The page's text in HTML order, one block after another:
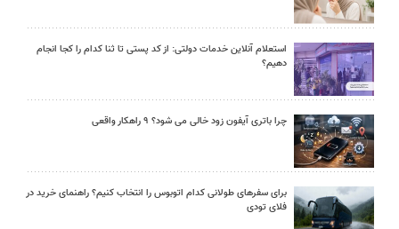
استعلام آنلاین خدمات دولتی: از کد پستی تا ثنا کدام را کجا انجام
دهیم؟
چرا باتری آیفون زود خالی می شود؟ ۹ راهکار واقعی
برای سفرهای طولانی کدام اتوبوس را انتخاب کنیم؟ راهنمای خرید در
فلای تودی